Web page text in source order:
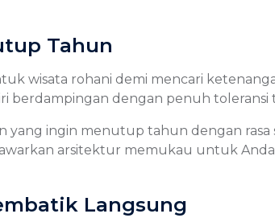
Tahun
wisata rohani demi mencari
berdampingan dengan penuh toleransi
yang ingin menutup tahun dengan
arsitektur memukau untuk Anda
Langsung